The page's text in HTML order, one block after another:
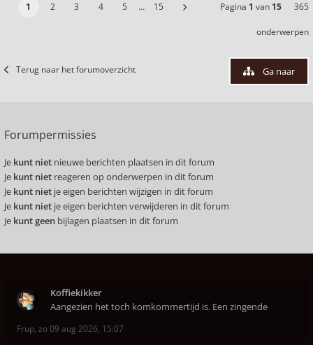
1 2 3 4 5 … 15 Pagina 1 van 15 365
onderwerpen
Terug naar het forumoverzicht Ga naar
Forumpermissies
Je kunt niet nieuwe berichten plaatsen in dit forum
Je kunt niet reageren op onderwerpen in dit forum
Je kunt niet je eigen berichten wijzigen in dit forum
Je kunt niet je eigen berichten verwijderen in dit forum
Je kunt geen bijlagen plaatsen in dit forum
Koffiekikker
Aangezien het toch komkommertijd is. Een zingende
Frup, zo 09 aug 2026, 15:07